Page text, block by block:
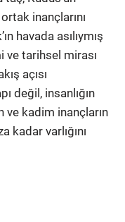
inançlarını
havada asılıymış
ve tarihsel mirası
açısı
değil, insanlığın
ve kadim inançların
varlığını